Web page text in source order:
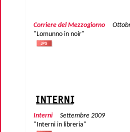
Corriere del Mezzogiorno
"Lomunno in noir"
Interni
Settembre 2009
"Interni in libreria"